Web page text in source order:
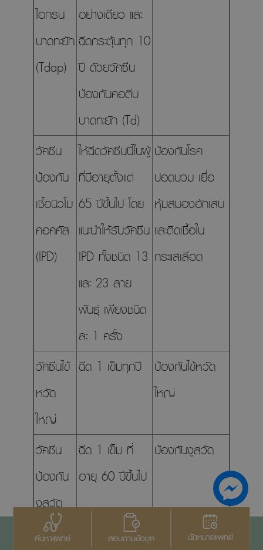
ไอกรน
บาดทะยัก
(Tdap)
อย่างเดียว และ
ฉีดกระตุ้นทุก 10
ปี ดัวยวัคซีน
ป้องกันคอตีบ
บาดทะยัก (Td)
วัคซีน
ป้องกัน
เชื้อนิวโม
คอคคัส
(IPD)
ให้ฉีดวัคซีนนี้ในผู้
ที่มีอายุตั้งแต่
65 ปีขึ้นไป โดย
แนะนำให้รับวัคซีน
IPD ทั้งชนิด 13
และ 23 สาย
พันธุ์ เพียงชนิด
ละ 1 ครั้ง
ป้องกันโรค
ปอดบวม เยื่อ
หุ้มสมองอักเสบ
และติดเชื้อใน
กระแสเลือด
วัคซีนไข้
หวัด
ใหญ่
ฉีด 1 เข็มทุกปี
ป้องกันไข้หวัด
ใหญ่
วัคซีน
ป้องกัน
งูสวัด
ฉีด 1 เข็ม ที่
อายุ 60 ปีขึ้นไป
ป้องกันงูสวัด
วัคซีน
หากตรวจไม่พบ
ป้องกันไวรัสตับ
ค้นหาแพทย์ สอบถามข้อมูล นัดหมายแพทย์